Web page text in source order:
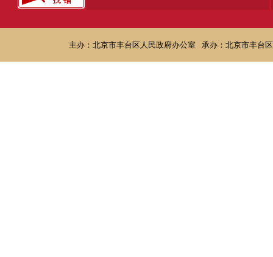
主办：北京市丰台区人民政府办公室 承办：北京市丰台